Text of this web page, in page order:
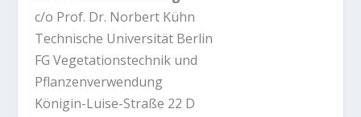
c/o Prof. Dr. Norbert Kühn
Technische Universität Berlin
FG Vegetationstechnik und
Pflanzenverwendung
Königin-Luise-Straße 22 D